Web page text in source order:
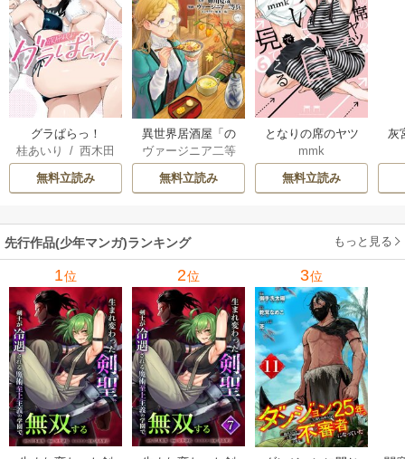
グラぱらっ！
桂あいり
/西木田
景志
無料立読み
異世界居酒屋「の
ぶ」
ヴァージニア二等
兵/蝉川夏哉/転
無料立読み
となりの席のヤツ
がそういう目で見
てくる
mmk
無料立読み
灰
先行作品(少年マンガ)ランキング もっと見る
1位 2位 3位